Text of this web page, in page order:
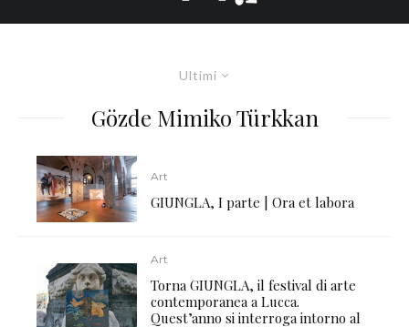
Ultimi
Gözde Mimiko Türkkan
Art
GIUNGLA, I parte | Ora et labora
Art
Torna GIUNGLA, il festival di arte
contemporanea a Lucca.
Quest’anno si interroga intorno al